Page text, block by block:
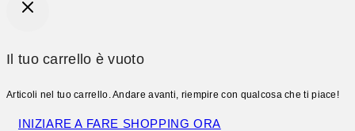
Il tuo carrello è vuoto
Articoli nel tuo carrello. Andare avanti, riempire con qualcosa che ti piace!
INIZIARE A FARE SHOPPING ORA